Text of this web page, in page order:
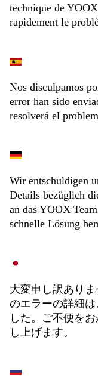
technique de
rapidement le
Nos disculpamos
error han sido
resolverá el
Wir entschuldigen
Details bezüglich
an das YOOX
schnelle Lösung
大変申し訳あり
のエラーの詳細
した。ご不便を
し上げます。